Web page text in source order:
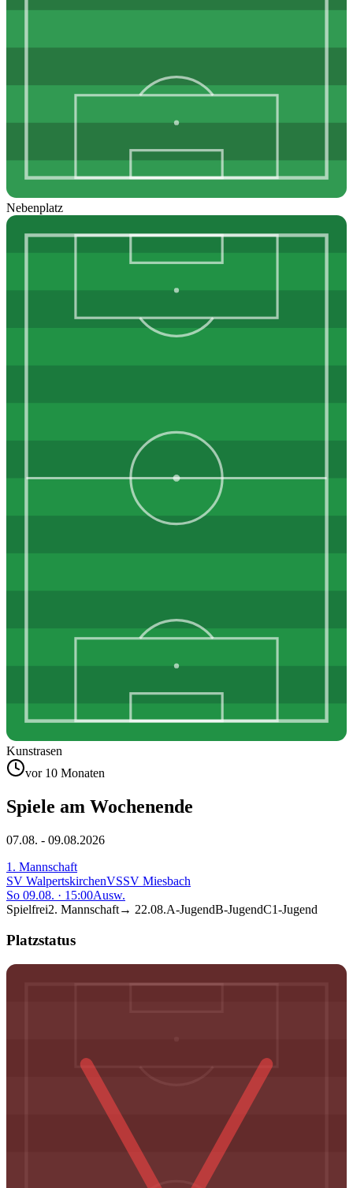
Nebenplatz
Kunstrasen
vor 10 Monaten
Spiele am Wochenende
07.08. - 09.08.2026
1. Mannschaft
SV WalpertskirchenVSSV Miesbach
So 09.08. · 15:00Ausw.
Spielfrei2. Mannschaft→ 22.08.A-JugendB-JugendC1-Jugend
Platzstatus